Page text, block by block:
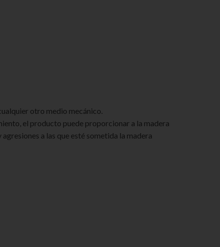
otro medio mecánico.
el producto puede proporcionar a la madera
a las que esté sometida la madera